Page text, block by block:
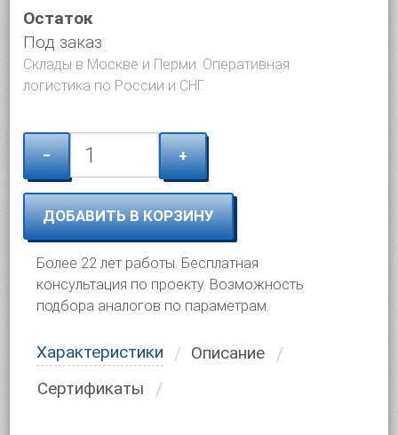
Остаток
Под заказ
Склады в Москве и Перми. Оперативная
логистика по России и СНГ.
− +
ДОБАВИТЬ В КОРЗИНУ
Более 22 лет работы. Бесплатная
консультация по проекту. Возможность
подбора аналогов по параметрам.
Характеристики
Описание
Сертификаты